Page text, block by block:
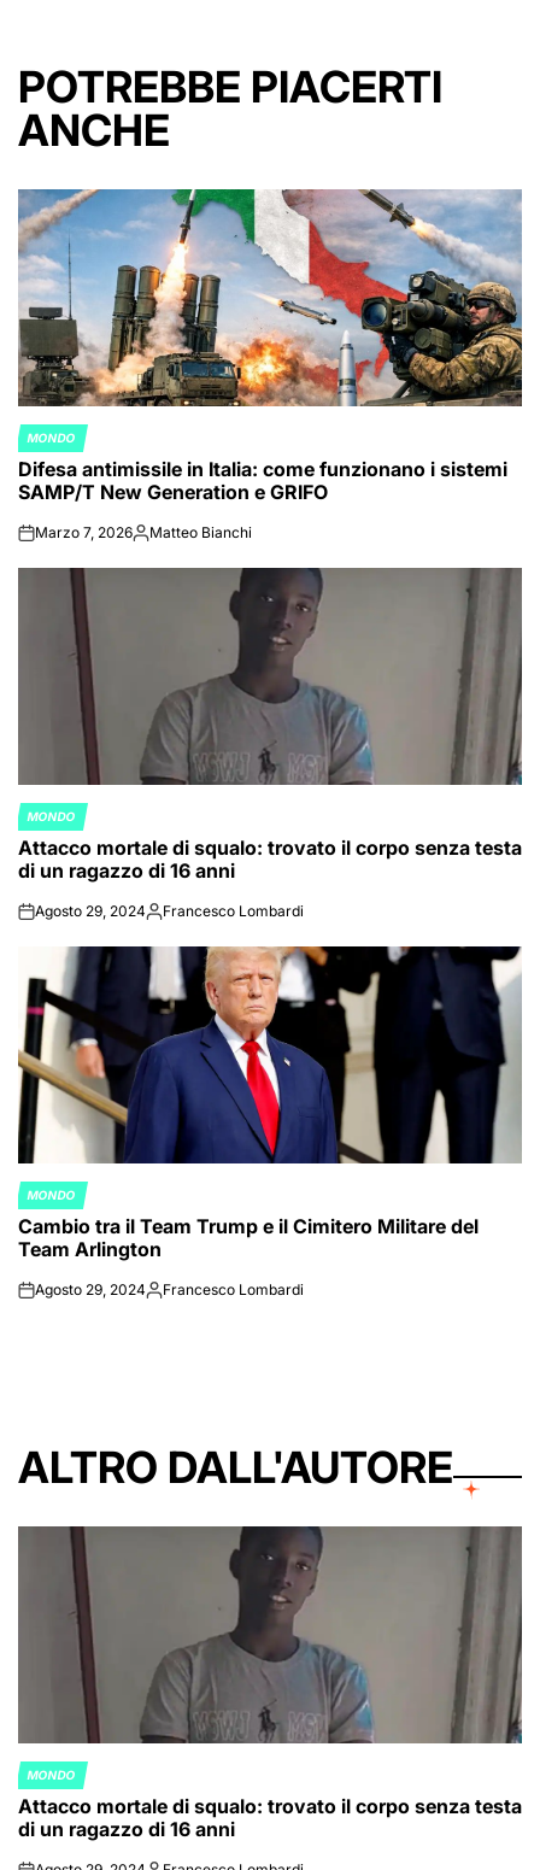
POTREBBE PIACERTI
ANCHE
POSTED
IN
MONDO
Difesa antimissile in Italia: come funzionano i sistemi
SAMP/T New Generation e GRIFO
onMarzo 7, 2026Posted
Matteo Bianchi
POSTED
IN
MONDO
Attacco mortale di squalo: trovato il corpo senza testa
di un ragazzo di 16 anni
onAgosto 29, 2024Posted
Francesco Lombardi
POSTED
IN
MONDO
Cambio tra il Team Trump e il Cimitero Militare del
Team Arlington
onAgosto 29, 2024Posted
Francesco Lombardi
ALTRO DALL'AUTORE
POSTED
IN
MONDO
Attacco mortale di squalo: trovato il corpo senza testa
di un ragazzo di 16 anni